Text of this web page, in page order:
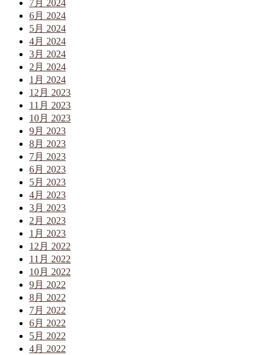
7月 2024
6月 2024
5月 2024
4月 2024
3月 2024
2月 2024
1月 2024
12月 2023
11月 2023
10月 2023
9月 2023
8月 2023
7月 2023
6月 2023
5月 2023
4月 2023
3月 2023
2月 2023
1月 2023
12月 2022
11月 2022
10月 2022
9月 2022
8月 2022
7月 2022
6月 2022
5月 2022
4月 2022